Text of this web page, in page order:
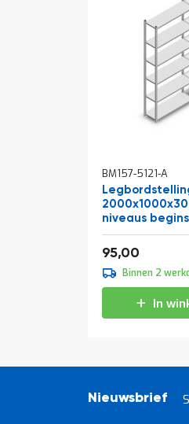
BM157-5121-A
niveaus
Vanaf
95,00
Binnen 2
In
Nieuwsbrief